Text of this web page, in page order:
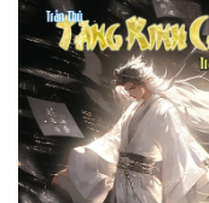
Xuyên Sách
Xuyên Thư
Điền Văn
Đô Thị